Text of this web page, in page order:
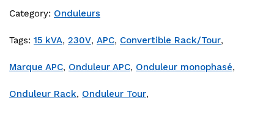
Category: Onduleurs
Tags: 15 kVA, 230V, APC, Convertible Rack/Tour,
Marque APC, Onduleur APC, Onduleur monophasé,
Onduleur Rack, Onduleur Tour,